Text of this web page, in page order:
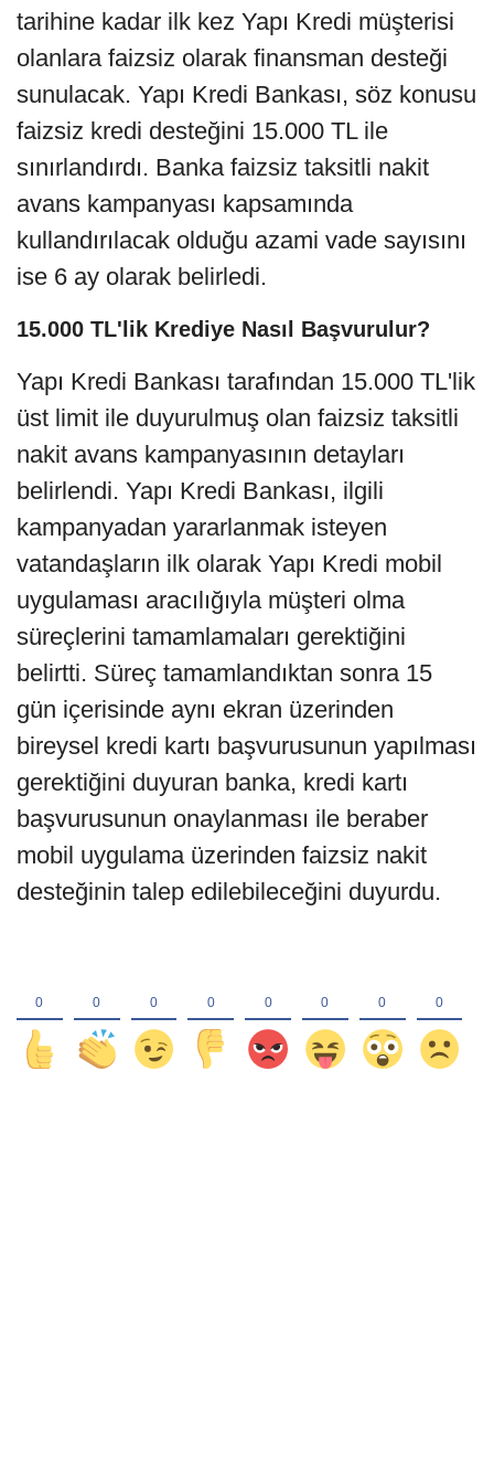
tarihine kadar ilk kez Yapı Kredi müşterisi
olanlara faizsiz olarak finansman desteği
sunulacak. Yapı Kredi Bankası, söz konusu
faizsiz kredi desteğini 15.000 TL ile
sınırlandırdı. Banka faizsiz taksitli nakit
avans kampanyası kapsamında
kullandırılacak olduğu azami vade sayısını
ise 6 ay olarak belirledi.
15.000 TL'lik Krediye Nasıl Başvurulur?
Yapı Kredi Bankası tarafından 15.000 TL'lik
üst limit ile duyurulmuş olan faizsiz taksitli
nakit avans kampanyasının detayları
belirlendi. Yapı Kredi Bankası, ilgili
kampanyadan yararlanmak isteyen
vatandaşların ilk olarak Yapı Kredi mobil
uygulaması aracılığıyla müşteri olma
süreçlerini tamamlamaları gerektiğini
belirtti. Süreç tamamlandıktan sonra 15
gün içerisinde aynı ekran üzerinden
bireysel kredi kartı başvurusunun yapılması
gerektiğini duyuran banka, kredi kartı
başvurusunun onaylanması ile beraber
mobil uygulama üzerinden faizsiz nakit
desteğinin talep edilebileceğini duyurdu.